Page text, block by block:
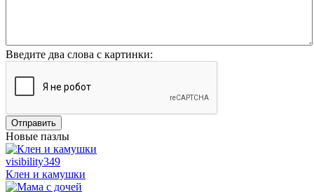
Введите два слова с картинки:
Отправить
Новые пазлы
visibility349
Клен и камушки